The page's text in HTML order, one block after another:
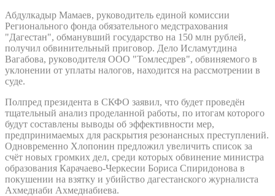
Абдулкадыр Мамаев, руководитель единой комиссии
Регионального фонда обязательного медстрахования
"Дагестан", обманувший государство на 150 млн рублей,
получил обвинительный приговор. Дело Исламутдина
Вагабова, руководителя ООО "Томлесдрев", обвиняемого в
уклонении от уплаты налогов, находится на рассмотрении в
суде.
Полпред президента в СКФО заявил, что будет проведён
тщательный анализ проделанной работы, по итогам которого
будут составлены выводы об эффективности мер,
предпринимаемых для раскрытия резонансных преступлений.
Одновременно Хлопонин предложил увеличить список за
счёт новых громких дел, среди которых обвинение министра
образования Карачаево-Черкесии Бориса Спиридонова в
покушении на взятку и убийство дагестанского журналиста
Ахмеднаби Ахмеднабиева.